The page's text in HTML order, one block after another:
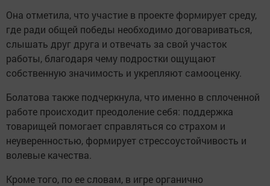
Она отметила, что участие в проекте формирует среду,
где ради общей победы необходимо договариваться,
слышать друг друга и отвечать за свой участок
работы, благодаря чему подростки ощущают
собственную значимость и укрепляют самооценку.
Болатова также подчеркнула, что именно в сплоченной
работе происходит преодоление себя: поддержка
товарищей помогает справляться со страхом и
неуверенностью, формирует стрессоустойчивость и
волевые качества.
Кроме того, по ее словам, в игре органично